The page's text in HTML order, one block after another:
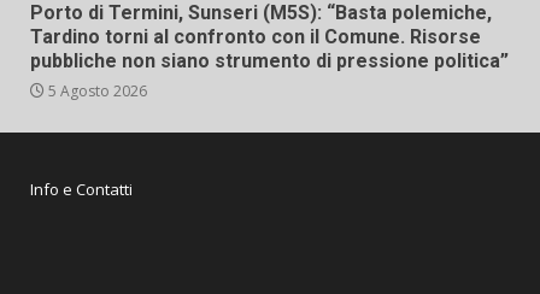
Porto di Termini, Sunseri (M5S): “Basta polemiche,
Tardino torni al confronto con il Comune. Risorse
pubbliche non siano strumento di pressione politica”
5 Agosto 2026
Info e Contatti